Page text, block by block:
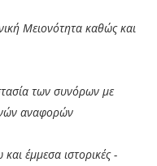
Μειονότητα καθώς και
των συνόρων με
αναφορών
έμμεσα ιστορικές -